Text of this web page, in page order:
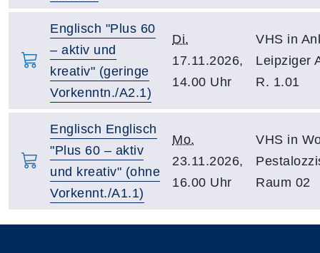
Englisch "Plus 60
– aktiv und
kreativ" (geringe
Vorkenntn./A2.1)
Di.
17.11.2026,
14.00 Uhr
VHS in
Leipziger
R. 1.01
Englisch Englisch
"Plus 60 – aktiv
und kreativ" (ohne
Vorkennt./A1.1)
Mo.
23.11.2026,
16.00 Uhr
VHS in
Raum 02